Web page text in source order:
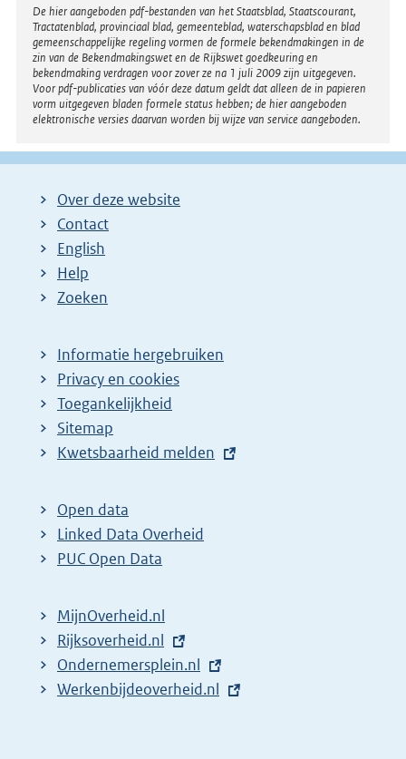
Disclaimer
De hier aangeboden pdf-bestanden van het Staatsblad, Staatscourant,
Tractatenblad, provinciaal blad, gemeenteblad, waterschapsblad en blad
gemeenschappelijke regeling vormen de formele bekendmakingen in de
zin van de Bekendmakingswet en de Rijkswet goedkeuring en
bekendmaking verdragen voor zover ze na 1 juli 2009 zijn uitgegeven.
Voor pdf-publicaties van vóór deze datum geldt dat alleen de in papieren
vorm uitgegeven bladen formele status hebben; de hier aangeboden
elektronische versies daarvan worden bij wijze van service aangeboden.
Over deze website
Contact
English
Help
Zoeken
Informatie hergebruiken
Privacy en cookies
Toegankelijkheid
Sitemap
E
t
e
r
l
i
n
k
Kwetsbaarheid melden
Open data
Linked Data Overheid
PUC Open Data
MijnOverheid.nl
E
x
t
Rijksoverheid.nl
E
x
Ondernemersplein.nl
E
Werkenbijdeoverheid.nl